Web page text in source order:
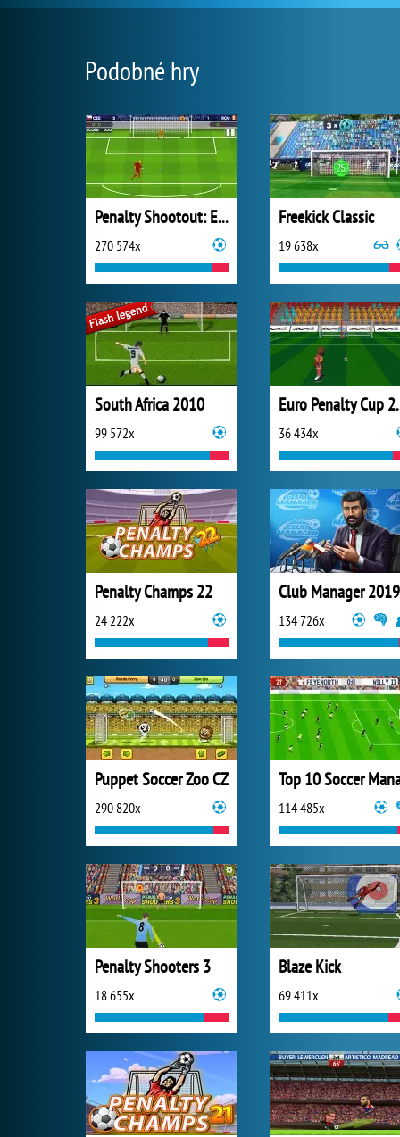
Podobné hry
Penalty Shootout: Euro Cup 2016
270 574x
Freekick Classic
19 638x
South Africa 2010
99 572x
Euro
36 434x
Penalty Champs 22
24 222x
Club Manager 2019
134 726x
Puppet Soccer Zoo CZ
290 820x 114 485x
Penalty Shooters 3
18 655x
Blaze Kick
69 411x